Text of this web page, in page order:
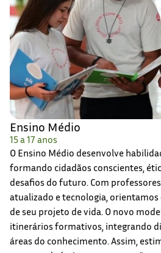
Ensino Médio
15 a 17 anos
O Ensino Médio desenvolve
formando cidadãos conscientes,
desafios do futuro. Com
atualizado e tecnologia,
de seu projeto de vida. O novo
itinerários formativos, integrando
áreas do conhecimento. Assim,